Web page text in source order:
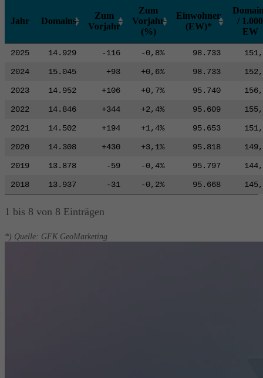
Jahr Domains
Zum
Vorjahr
Zum
Vorjahr
(%)
Einwohner
(EW)*
/ 1.000
EW
2025 14.929 -116 -0,8% 98.733
2024
15.045 +93 +0,6% 98.733
2023
14.952 +106 +0,7% 95.740
2022
14.846 +344 +2,4% 95.609
2021
14.502 +194 +1,4% 95.653
2020
14.308 +430 +3,1% 95.818
2019
13.878 -59 -0,4% 95.797
2018
13.937 -31 -0,2% 95.668
1 bis 8 von 8 Einträgen
*) Quelle: GFK GeoMarketing